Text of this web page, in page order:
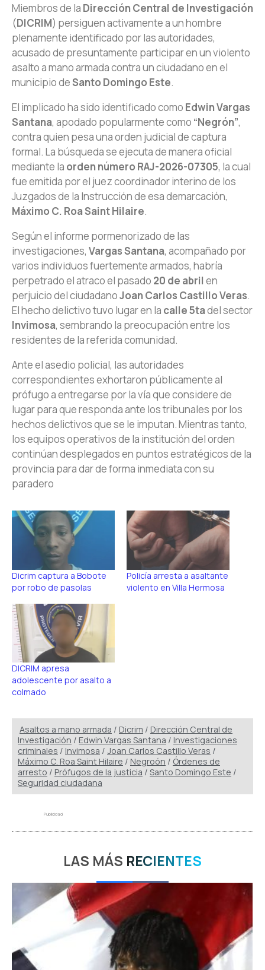
Miembros de la Dirección Central de Investigación
(DICRIM) persiguen activamente a un hombre
plenamente identificado por las autoridades,
acusado de presuntamente participar en un violento
asalto a mano armada contra un ciudadano en el
municipio deSanto Domingo Este.
El implicado ha sido identificado como Edwin Vargas
Santana, apodado popularmente como “Negrón”,
contra quien pesa una orden judicial de captura
formal. La búsqueda se ejecuta de manera oficial
mediante la orden número RAJ-2026-07305, la cual
fue emitida por el juez coordinador interino de los
Juzgados de la Instrucción de esa demarcación,
Máximo C. Roa Saint Hilaire.
Según el informe pormenorizado de las
investigaciones, Vargas Santana, acompañado por
varios individuos fuertemente armados, habría
perpetrado el atraco el pasado 20 de abril en
perjuicio del ciudadanoJoan Carlos Castillo Veras.
El hecho delictivo tuvo lugar en la calle 5tadel sector
Invimosa, sembrando la preocupación entre los
residentes de la referida comunidad.
Ante el asedio policial, las autoridades
correspondientes exhortaron públicamente al
prófugo a entregarse por la vía que considere de
lugar para que responda ante los tribunales por los
hechos delictivos que se le imputan. Mientras tanto,
los equipos operativos de la institución del orden
continúan desplegados en puntos estratégicos de la
provincia para dar de forma inmediata con su
paradero
Dicrim captura a Bobote
por robo de pasolas
Policía arresta a asaltante
violento en Villa Hermosa
DICRIM apresa
adolescente por asalto a
colmado
Asaltos a mano armada / Dicrim / Dirección Central de
Investigación / Edwin Vargas Santana / Investigaciones
criminales / Invimosa / Joan Carlos Castillo Veras /
Máximo C. Roa Saint Hilaire / Negroón / Órdenes de
arresto / Prófugos de la justicia / Santo Domingo Este /
Seguridad ciudadana
Publicidad
LAS MÁS RECIENTES